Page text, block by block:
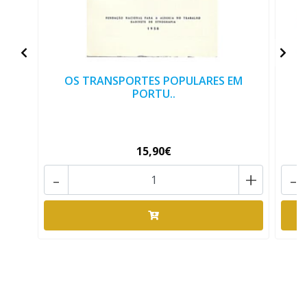
OS TRANSPORTES POPULARES EM
PORTU..
15,90€
+
- -